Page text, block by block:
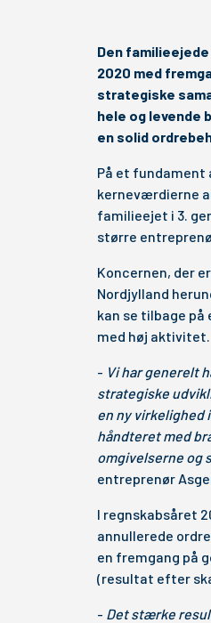
Den
2020 med
strategiske
hele og levende
en solid
På et
kerneværdierne
familieejet i 3.
større
Koncernen, der
Nordjylland
kan se tilbage
med høj aktivitet.
- Vi har generelt
strategiske
en ny virkelighed
håndteret med
omgivelserne og
entreprenør
I regnskabsåret
annullerede
en fremgang på
(resultat efter
- Det stærke